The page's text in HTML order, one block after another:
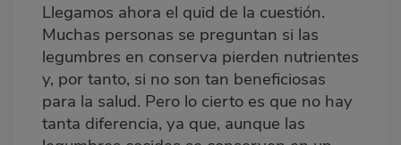
Llegamos ahora el quid de la cuestión.
Muchas personas se preguntan si las
legumbres en conserva pierden nutrientes
y, por tanto, si no son tan beneficiosas
para la salud. Pero lo cierto es que no hay
tanta diferencia, ya que, aunque las